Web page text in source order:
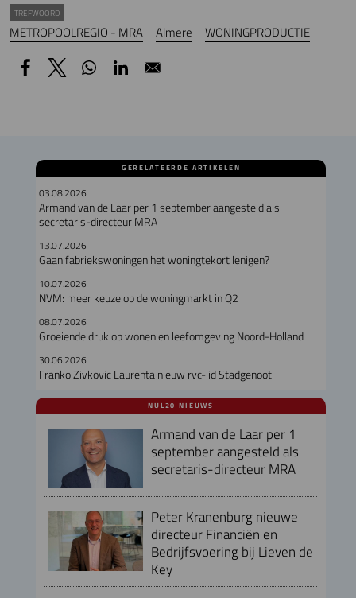
TREFWOORD
METROPOOLREGIO - MRA Almere WONINGPRODUCTIE
GERELATEERDE ARTIKELEN
03.08.2026
Armand van de Laar per 1 september aangesteld als
secretaris-directeur MRA
13.07.2026
Gaan fabriekswoningen het woningtekort lenigen?
10.07.2026
NVM: meer keuze op de woningmarkt in Q2
08.07.2026
Groeiende druk op wonen en leefomgeving Noord-Holland
30.06.2026
Franko Zivkovic Laurenta nieuw rvc-lid Stadgenoot
NUL20 NIEUWS
Armand van de Laar per 1
september aangesteld als
secretaris-directeur MRA
Peter Kranenburg nieuwe
directeur Financiën en
Bedrijfsvoering bij Lieven de
Key